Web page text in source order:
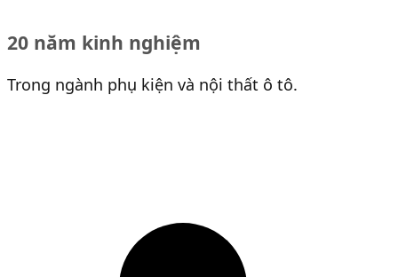
20 năm kinh nghiệm
Trong ngành phụ kiện và nội thất ô tô.